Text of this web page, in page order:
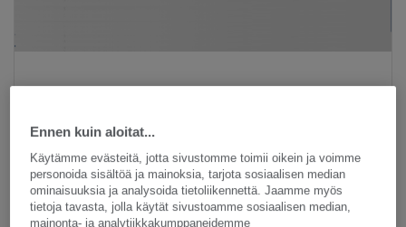
Katso kaikki kuosit - NCS ja LRV (1096)
Ennen kuin aloitat...
Käytämme evästeitä, jotta sivustomme toimii oikein ja voimme
personoida sisältöä ja mainoksia, tarjota sosiaalisen median
ominaisuuksia ja analysoida tietoliikennettä. Jaamme myös
tietoja tavasta, jolla käytät sivustoamme sosiaalisen median,
mainonta- ja analytiikkakumppaneidemme